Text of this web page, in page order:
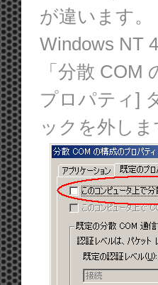
が違います。
Windows NT
「分散
プロパティ]
ックを外しま